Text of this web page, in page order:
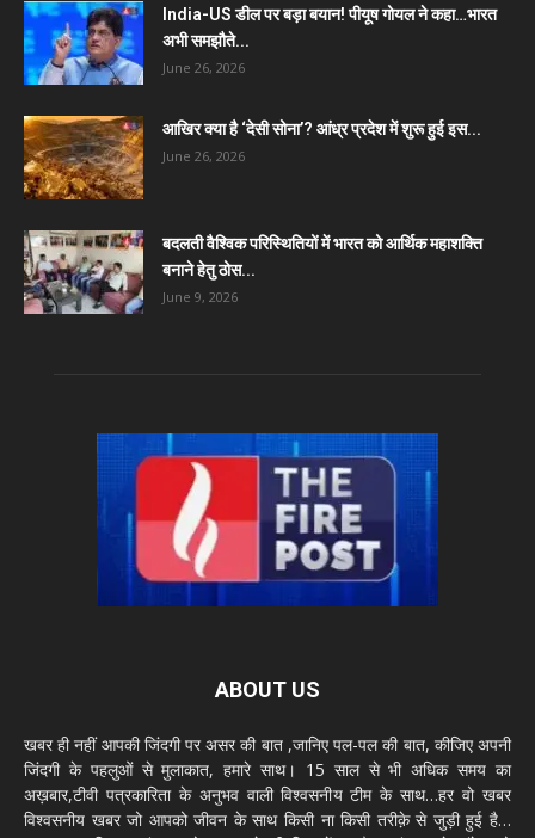
India-US डील पर बड़ा बयान! पीयूष गोयल ने कहा…भारत
अभी समझौते...
June 26, 2026
आखिर क्या है ‘देसी सोना’? आंध्र प्रदेश में शुरू हुई इस...
June 26, 2026
बदलती वैश्विक परिस्थितियों में भारत को आर्थिक महाशक्ति
बनाने हेतु ठोस...
June 9, 2026
ABOUT US
खबर ही नहीं आपकी जिंदगी पर असर की बात ,जानिए पल-पल की बात, कीजिए अपनी
जिंदगी के पहलुओं से मुलाकात, हमारे साथ। 15 साल से भी अधिक समय का
अख़बार,टीवी पत्रकारिता के अनुभव वाली विश्वसनीय टीम के साथ…हर वो खबर
विश्वसनीय खबर जो आपको जीवन के साथ किसी ना किसी तरीक़े से जुड़ी हुई है…